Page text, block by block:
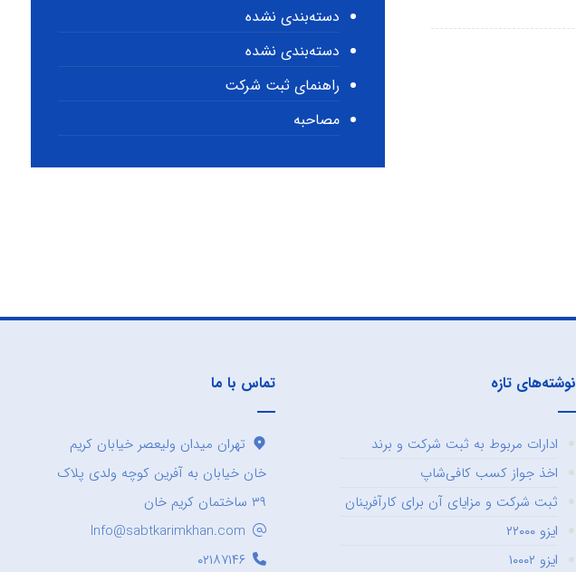
دسته‌بندی نشده
دسته‌بندی نشده
راهنمای ثبت شرکت
مصاحبه
نوشته‌های تازه
ادارات مربوط به ثبت شرکت و برند
اخذ جواز کسب کافی‌شاپ
ثبت شرکت و مزایای آن برای کارآفرینان
ایزو ۲۲۰۰۰
ایزو ۱۰۰۰۲
تماس با ما
تهران میدان ولیعصر خیابان کریم
خان خیابان به آفرین کوچه ولدی پلاک
۳۹ ساختمان کریم خان
Info@sabtkarimkhan.com
۰۲۱۸۷۱۴۶